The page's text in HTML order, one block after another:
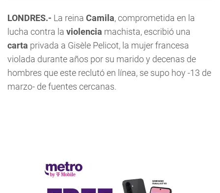
LONDRES.- La reina Camila, comprometida en la
lucha contra la violencia machista, escribió una
carta privada a Gisèle Pelicot, la mujer francesa
violada durante años por su marido y decenas de
hombres que este reclutó en línea, se supo hoy -13 de
marzo- de fuentes cercanas.